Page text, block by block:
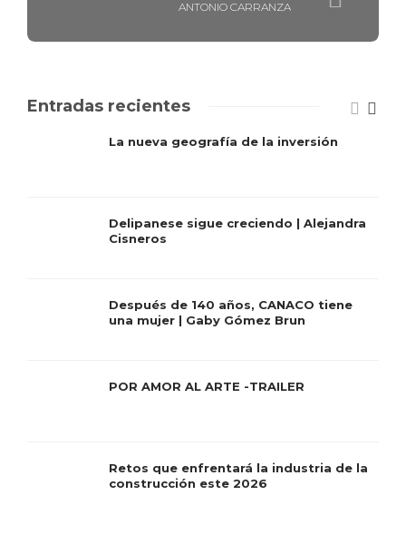
ANTONIO CARRANZA
Entradas recientes
La nueva geografía de la inversión
Delipanese sigue creciendo | Alejandra
Cisneros
Después de 140 años, CANACO tiene
una mujer | Gaby Gómez Brun
POR AMOR AL ARTE -TRAILER
Retos que enfrentará la industria de la
construcción este 2026